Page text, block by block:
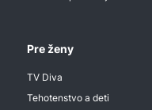
Pre ženy
TV Diva
Tehotenstvo a deti